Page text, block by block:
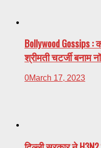
Bollywood Gossips
श्रीमती चटर्जी बनाम
0March 17, 2023